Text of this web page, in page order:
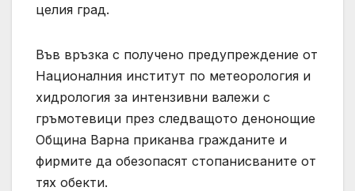
целия град.
Във връзка с получено предупреждение от
Националния институт по метеорология и
хидрология за интензивни валежи с
гръмотевици през следващото денонощие
Община Варна приканва гражданите и
фирмите да обезопасят стопанисваните от
тях обекти.